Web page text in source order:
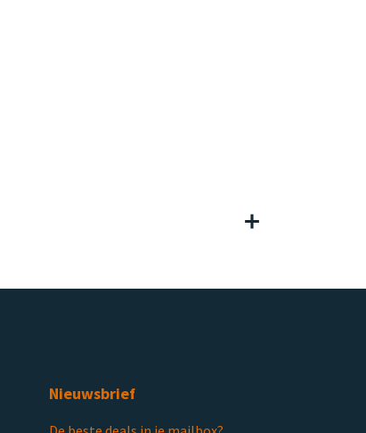
Nieuwsbrief